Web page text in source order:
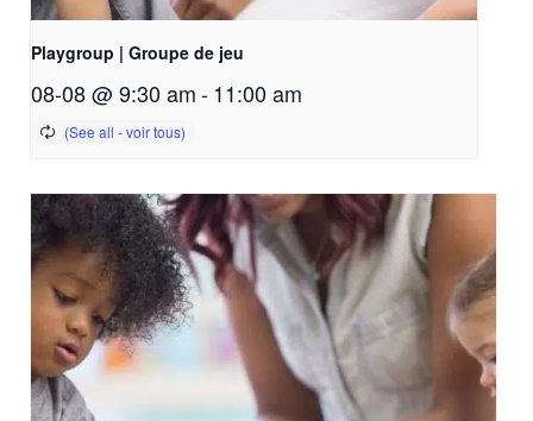
Playgroup | Groupe de jeu
08-08 @ 9:30 am-11:00 am